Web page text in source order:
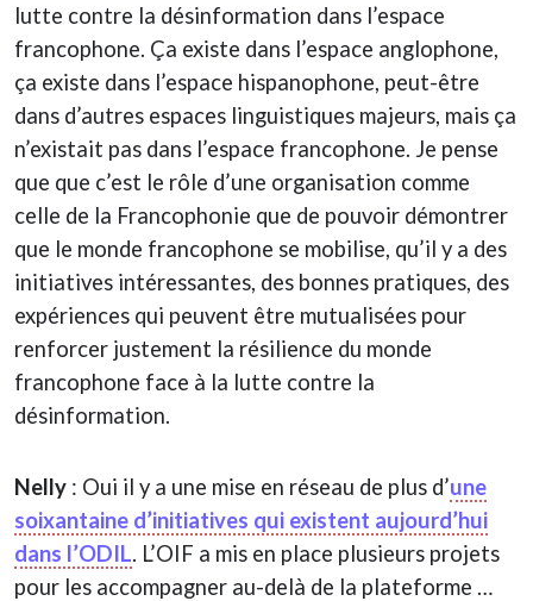
lutte contre la désinformation dans l’espace
francophone. Ça existe dans l’espace anglophone,
ça existe dans l’espace hispanophone, peut-être
dans d’autres espaces linguistiques majeurs, mais ça
n’existait pas dans l’espace francophone. Je pense
que que c’est le rôle d’une organisation comme
celle de la Francophonie que de pouvoir démontrer
que le monde francophone se mobilise, qu’il y a des
initiatives intéressantes, des bonnes pratiques, des
expériences qui peuvent être mutualisées pour
renforcer justement la résilience du monde
francophone face à la lutte contre la
désinformation.
Nelly : Oui il y a une mise en réseau de plus d’une
soixantaine d’initiatives qui existent aujourd’hui
dans l’ODIL. L’OIF a mis en place plusieurs projets
pour les accompagner au-delà de la plateforme …